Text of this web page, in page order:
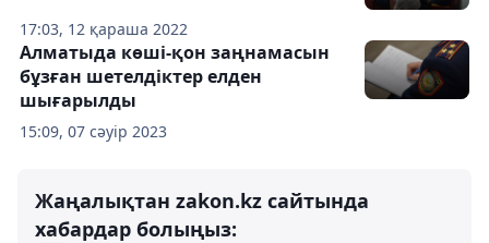
17:03, 12 қараша 2022
15:09, 07 сәуір 2023
Алматыда көші-қон заңнамасын
бұзған шетелдіктер елден
шығарылды
Жаңалықтан zakon.kz сайтында
хабардар болыңыз: